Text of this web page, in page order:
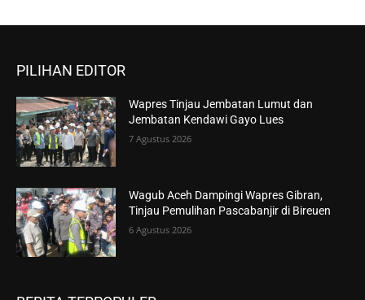
PILIHAN EDITOR
Wapres Tinjau Jembatan Lumut dan
Jembatan Kendawi Gayo Lues
7 Agustus 2026
Wagub Aceh Dampingi Wapres Gibran,
Tinjau Pemulihan Pascabanjir di Bireuen
6 Agustus 2026